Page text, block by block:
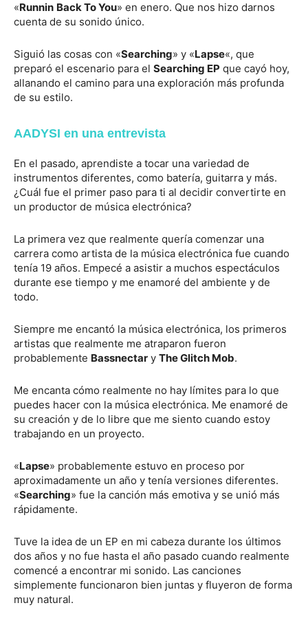
«Runnin Back To You» en enero. Que nos hizo darnos
cuenta de su sonido único.
Siguió las cosas con «Searching» y «Lapse«, que
preparó el escenario para el Searching EP que cayó hoy,
allanando el camino para una exploración más profunda
de su estilo.
AADYSI en una entrevista
En el pasado, aprendiste a tocar una variedad de
instrumentos diferentes, como batería, guitarra y más.
¿Cuál fue el primer paso para ti al decidir convertirte en
un productor de música electrónica?
La primera vez que realmente quería comenzar una
carrera como artista de la música electrónica fue cuando
tenía 19 años. Empecé a asistir a muchos espectáculos
durante ese tiempo y me enamoré del ambiente y de
todo.
Siempre me encantó la música electrónica, los primeros
artistas que realmente me atraparon fueron
probablemente Bassnectar y The Glitch Mob.
Me encanta cómo realmente no hay límites para lo que
puedes hacer con la música electrónica. Me enamoré de
su creación y de lo libre que me siento cuando estoy
trabajando en un proyecto.
«Lapse» probablemente estuvo en proceso por
aproximadamente un año y tenía versiones diferentes.
«Searching» fue la canción más emotiva y se unió más
rápidamente.
Tuve la idea de un EP en mi cabeza durante los últimos
dos años y no fue hasta el año pasado cuando realmente
comencé a encontrar mi sonido. Las canciones
simplemente funcionaron bien juntas y fluyeron de forma
muy natural.